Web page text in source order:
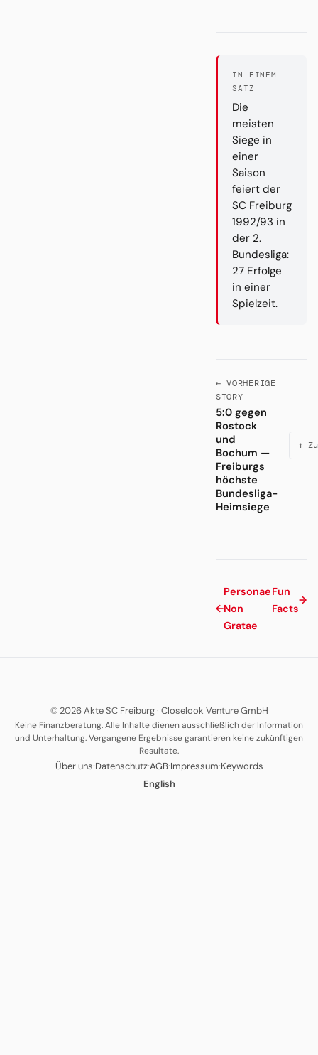
IN EINEM
SATZ
Die
meisten
Siege in
einer
Saison
feiert der
SC Freiburg
1992/93 in
der 2.
Bundesliga:
27 Erfolge
in einer
Spielzeit.
← VORHERIGE
STORY
5:0 gegen
Rostock
und
Bochum —
Freiburgs
höchste
Bundesliga-
Heimsiege
↑
←
Personae
Non
Gratae
Fun
Facts
→
© 2026 Akte SC Freiburg· Closelook Venture GmbH
Keine Finanzberatung. Alle Inhalte dienen ausschließlich der Information
und Unterhaltung. Vergangene Ergebnisse garantieren keine zukünftigen
Resultate.
Über uns·Datenschutz·AGB·Impressum·Keywords
English